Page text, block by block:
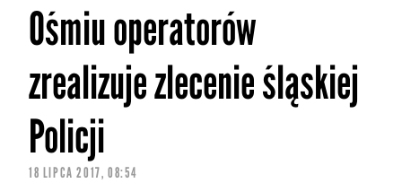
Ośmiu operatorów
zrealizuje zlecenie śląskiej
Policji
18 LIPCA 2017, 08:54